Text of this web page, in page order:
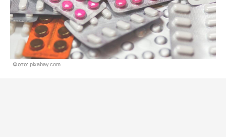
Фото: pixabay.com